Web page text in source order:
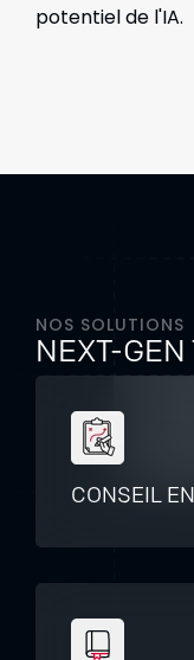
potentiel de l'IA.
NOS SOLUTIONS
NEXT-GEN
CONSEIL